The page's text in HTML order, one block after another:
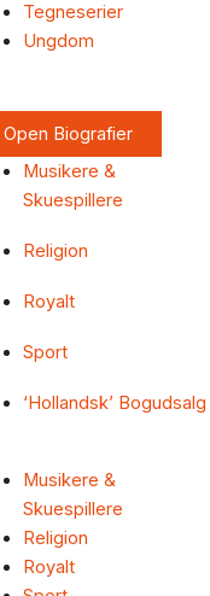
Tegneserier
Ungdom
Open Biografier
Musikere &
Skuespillere
Religion
Royalt
Sport
‘Hollandsk’ Bogudsalg
Musikere &
Skuespillere
Religion
Royalt